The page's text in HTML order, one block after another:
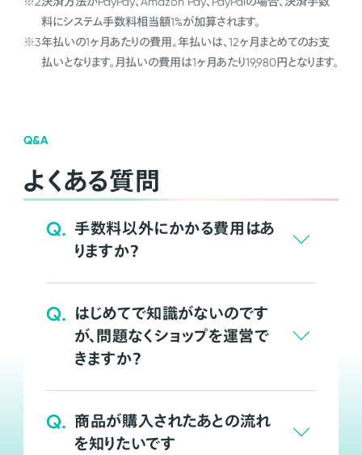
料にシステム手数料相当額1%が加算されます。
※3年払いの1ヶ月あたりの費用。年払いは、12ヶ月まとめてのお支
払いとなります。月払いの費用は1ヶ月あたり19,980円となります。
Q&A
よくある質問
Q. 手数料以外にかかる費用はあ
りますか？
Q. はじめてで知識がないのです
が、問題なくショップを運営で
きますか？
Q. 商品が購入されたあとの流れ
を知りたいです